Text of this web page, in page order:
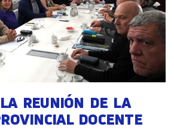
REUNIÓN DE LA
DOCENTE